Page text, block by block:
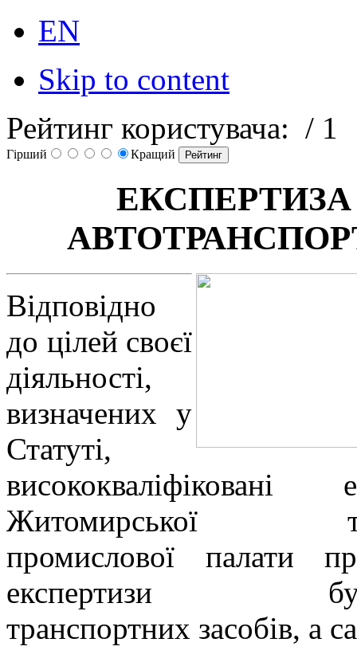
EN
Skip to content
Рейтинг користувача: / 1
Гірший Кращий
ЕКСПЕРТИЗА
Відповідно
до цілей своєї
діяльності,
визначених у
Статуті,
висококваліфіковані
Житомирської
промислової палати
експертизи
транспортних засобів, а